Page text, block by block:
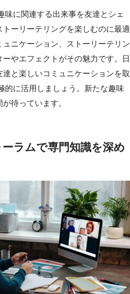
味に関連する出来事を友達とシェ
ーリーテリングを楽しむのに最適
ニケーション、ストーリーテリン
やエフェクトがその魅力です。日
と楽しいコミュニケーションを取
的に活用しましょう。新たな趣味
待っています。
ラムで専門知識を深め